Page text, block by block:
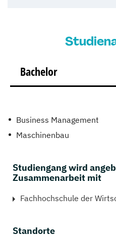
Bachelor
Business Management
Maschinenbau
Studiengang wird
Zusammenarbeit mit
Fachhochschule der
Standorte